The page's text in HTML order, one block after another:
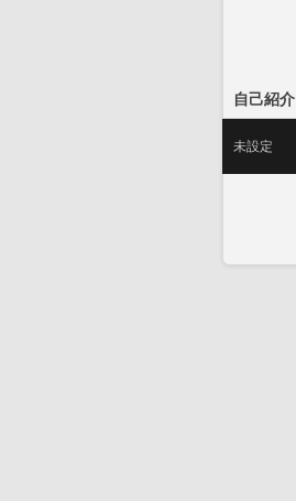
自己紹介
未設定